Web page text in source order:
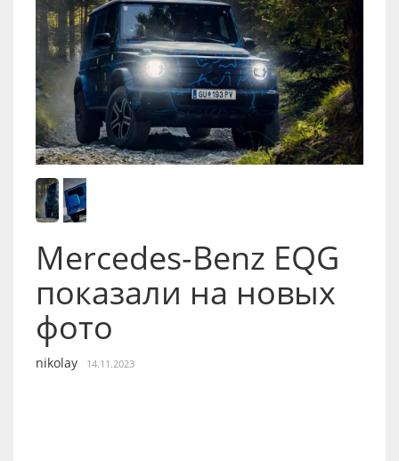
Mercedes-Benz EQG
показали на новых
фото
nikolay 14.11.2023